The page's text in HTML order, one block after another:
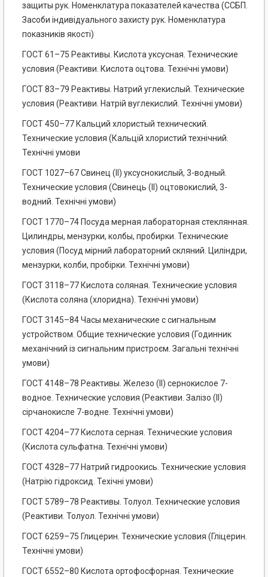
защиты рук. Номенклатура показателей качества (ССБП.
Засоби індивідуального захисту рук. Номенклатура
показників якості)
ГОСТ 61–75 Реактивы. Кислота уксусная. Технические
условия (Реактиви. Кислота оцтова. Технічні умови)
ГОСТ 83–79 Реактивы. Натрий углекислый. Технические
условия (Реактиви. Натрій вуглекислий. Технічні умови)
ГОСТ 450–77 Кальций хлористый технический.
Технические условия (Кальцій хлористий технічний.
Технічні умови
ГОСТ 1027–67 Свинец (II) уксуснокислый, 3-водный.
Технические условия (Свинець (ІІ) оцтовокислий, 3-
водний. Технічні умови)
ГОСТ 1770–74 Посуда мерная лабораторная стеклянная.
Цилиндры, мензурки, колбы, пробирки. Технические
условия (Посуд мірний лабораторний скляний. Циліндри,
мензурки, колби, пробірки. Технічні умови)
ГОСТ 3118–77 Кислота соляная. Технические условия
(Кислота соляна (хлоридна). Технічні умови)
ГОСТ 3145–84 Часы механические с сигнальным
устройством. Общие технические условия (Годинник
механічний із сигнальним пристроєм. Загальні технічні
умови)
ГОСТ 4148–78 Реактивы. Железо (II) сернокислое 7-
водное. Технические условия (Реактиви. Залізо (ІІ)
сірчанокисле 7-водне. Технічні умови)
ГОСТ 4204–77 Кислота серная. Технические условия
(Кислота сульфатна. Технічні умови)
ГОСТ 4328–77 Натрий гидроокись. Технические условия
(Натрію гідрокcид. Техічні умови)
ГОСТ 5789–78 Реактивы. Толуол. Технические условия
(Реактиви. Толуол. Технічні умови)
ГОСТ 6259–75 Глицерин. Технические условия (Гліцерин.
Технічні умови)
ГОСТ 6552–80 Кислота ортофосфорная. Технические